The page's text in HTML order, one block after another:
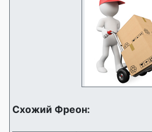
Схожий Фреон: